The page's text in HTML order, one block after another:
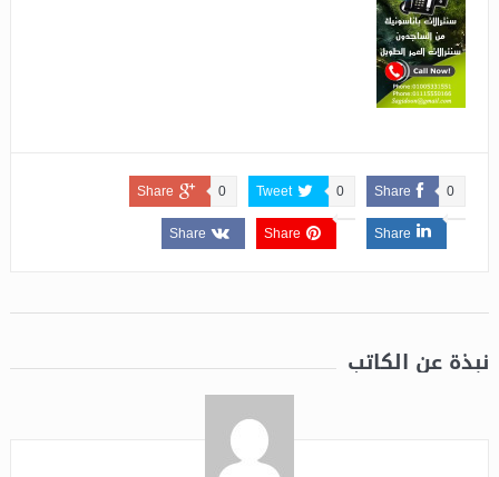
Share 0
Tweet 0
Share 0
Share
Share
Share
نبذة عن الكاتب